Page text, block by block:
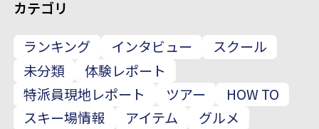
カテゴリ
ランキング
インタビュー
スクール
未分類
体験レポート
特派員現地レポート
ツアー
HOW TO
スキー場情報
アイテム
グルメ